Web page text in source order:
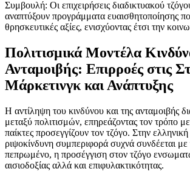
Συμβουλή: Οι επιχειρήσεις διαδικτυακού
αναπτύξουν προγράμματα ευαισθητοποίησης
θρησκευτικές αξίες, ενισχύοντας έτσι την
Πολιτισμικά Μοντέλα
Ανταμοιβής: Επιρροές στις
Μάρκετινγκ και Ανάπτυξης
Η αντίληψη του κινδύνου και της ανταμοιβής
μεταξύ πολιτισμών, επηρεάζοντας τον τρόπο
παίκτες προσεγγίζουν τον τζόγο. Στην
ριψοκίνδυνη συμπεριφορά συχνά συνδέεται με
πεπρωμένο, η προσέγγιση στον τζόγο
αισιοδοξίας αλλά και επιφυλακτικότητας.